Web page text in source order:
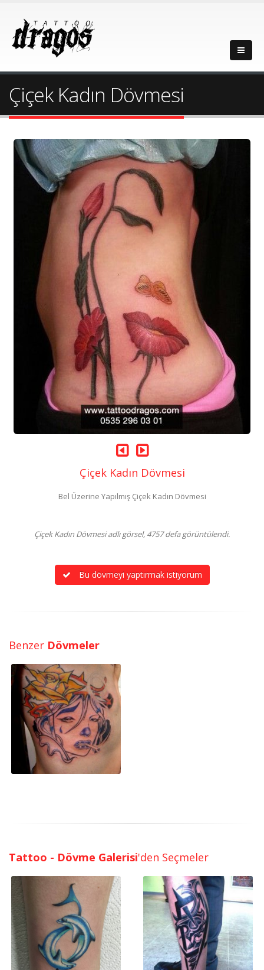
Çiçek Kadın Dövmesi
Çiçek Kadın Dövmesi
Bel Üzerine Yapılmış Çiçek Kadın Dövmesi
Çiçek Kadın Dövmesi adlı görsel, 4757 defa görüntülendi.
Bu dövmeyi yaptırmak istiyorum
Benzer Dövmeler
Tattoo - Dövme Galerisi'den Seçmeler